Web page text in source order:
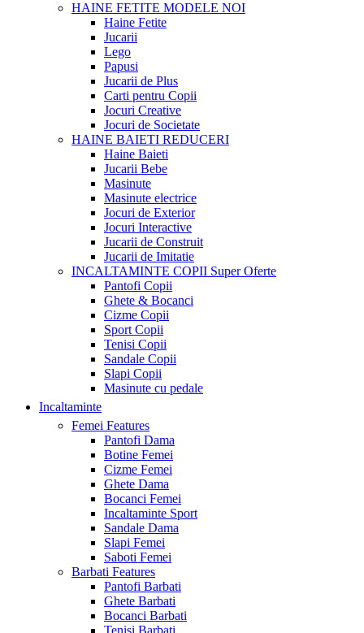
HAINE FETITE MODELE NOI
Haine Fetite
Jucarii
Lego
Papusi
Jucarii de Plus
Carti pentru Copii
Jocuri Creative
Jocuri de Societate
HAINE BAIETI REDUCERI
Haine Baieti
Jucarii Bebe
Masinute
Masinute electrice
Jocuri de Exterior
Jocuri Interactive
Jucarii de Construit
Jucarii de Imitatie
INCALTAMINTE COPII Super Oferte
Pantofi Copii
Ghete & Bocanci
Cizme Copii
Sport Copii
Tenisi Copii
Sandale Copii
Slapi Copii
Masinute cu pedale
Incaltaminte
Femei Features
Pantofi Dama
Botine Femei
Cizme Femei
Ghete Dama
Bocanci Femei
Incaltaminte Sport
Sandale Dama
Slapi Femei
Saboti Femei
Barbati Features
Pantofi Barbati
Ghete Barbati
Bocanci Barbati
Tenisi Barbati